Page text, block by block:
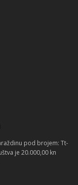
pod brojem: Tt-
je 20.000,00 kn